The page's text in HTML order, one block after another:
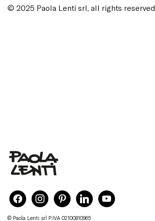
© 2025 Paola Lenti srl, all rights reserved
facebook instagrampinterest linkedin youtube
© Paola Lenti srl P.IVA 02100810965